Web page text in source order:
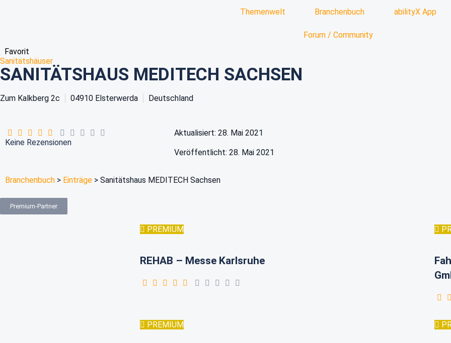
Themenwelt Branchenbuch abilityX App
Forum / Community
Favorit
Sanitätshäuser
SANITÄTSHAUS MEDITECH SACHSEN
Zum Kalkberg 2c 04910 Elsterwerda Deutschland
Keine Rezensionen
Aktualisiert: 28. Mai 2021
Veröffentlicht: 28. Mai 2021
Branchenbuch > Einträge > Sanitätshaus MEDITECH Sachsen
Premium-Partner
PREMIUM
REHAB – Messe Karlsruhe
PREMIUM